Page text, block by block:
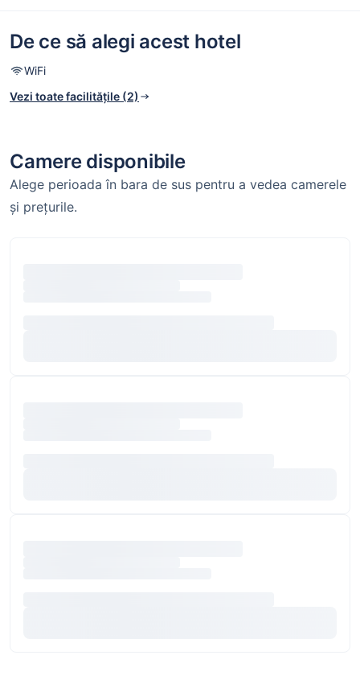
De ce să alegi acest hotel
WiFi
Vezi toate facilitățile (2)
Camere disponibile
Alege perioada în bara de sus pentru a vedea camerele
și prețurile.